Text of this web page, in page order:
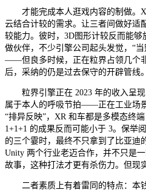
才能完成本人逛戏内容的制做。
云结合计较的需求。让三者间做好适
较能力。彼时，3D图形计较反而能
做伙伴，不少引擎公司起头发觉，“
——但良多时候，正在粒界占领几个
后，采纳的仍是过去保守的开辟管线。
粒界引擎正在 2023 年的收入呈现
属于本人的呼吸节拍——正在工业场
“排异反映”，XR 和车都是多模态终
1+1+1 的成果反而可能小于 3。保举
的三个霎时，最终不只拿到了比亚迪
Unity 两个行业老迈合作，并不只是
故事，这种打法才更有杀伤力。但现
二者素质上有着雷同的特点：本